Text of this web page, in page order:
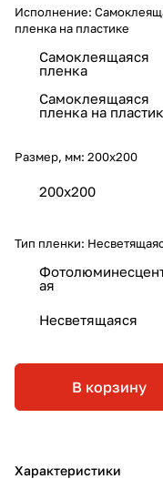
Исполнение:
пленка на пластике
Самоклеящаяся
пленка
Самоклеящаяся
пленка на
Размер, мм: 200х200
200х200
Тип пленки:
ая
Несветящаяся
В корзину
Характеристики